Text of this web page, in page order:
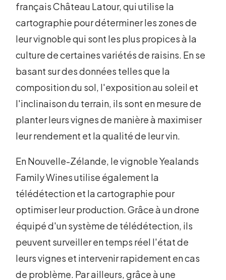
français Château Latour, qui utilise la
cartographie pour déterminer les zones de
leur vignoble qui sont les plus propices à la
culture de certaines variétés de raisins. En se
basant sur des données telles que la
composition du sol, l'exposition au soleil et
l'inclinaison du terrain, ils sont en mesure de
planter leurs vignes de manière à maximiser
leur rendement et la qualité de leur vin.
En Nouvelle-Zélande, le vignoble Yealands
Family Wines utilise également la
télédétection et la cartographie pour
optimiser leur production. Grâce à un drone
équipé d'un système de télédétection, ils
peuvent surveiller en temps réel l'état de
leurs vignes et intervenir rapidement en cas
de problème. Par ailleurs, grâce à une